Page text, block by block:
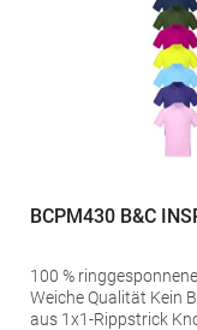
BCPM430 B&C
100 % ringgesponnener Bio-
Weiche Qualität Kein B&C Nacken-Label Kragen und Bündchen
aus 1x1-Rippstrick Knopfleiste mit 2 gleichfarbigen Knöpfen